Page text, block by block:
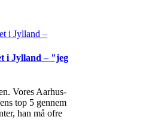
i Jylland – "jeg
Vores Aarhus-
top 5 gennem
han må ofre